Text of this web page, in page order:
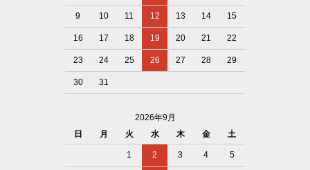
9 10 11 12 13 14 15
16 17 18 19 20 21 22
23 24 25 26 27 28 29
30 31
2026年9月
日
月 火 水 木 金 土
1 2 3 4 5